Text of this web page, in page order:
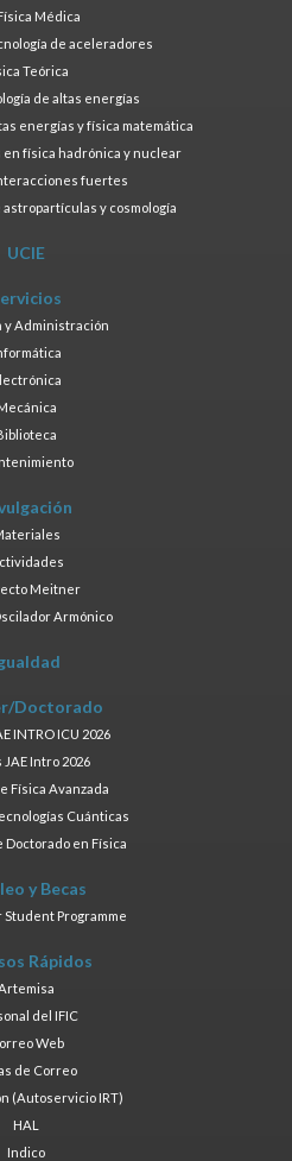
Médica
de aceleradores
Teórica
de altas energías
energías y física matemática
física hadrónica y nuclear
fuertes
y cosmología
UCIE
y Administración
Meitner
Armónico
Doctorado
INTRO ICU 2026
JAE Intro 2026
Física Avanzada
Cuánticas
Doctorado en Física
y Becas
Student Programme
Rápidos
Artemisa
del IFIC
Web
de Correo
(Autoservicio IRT)
HAL
Indico